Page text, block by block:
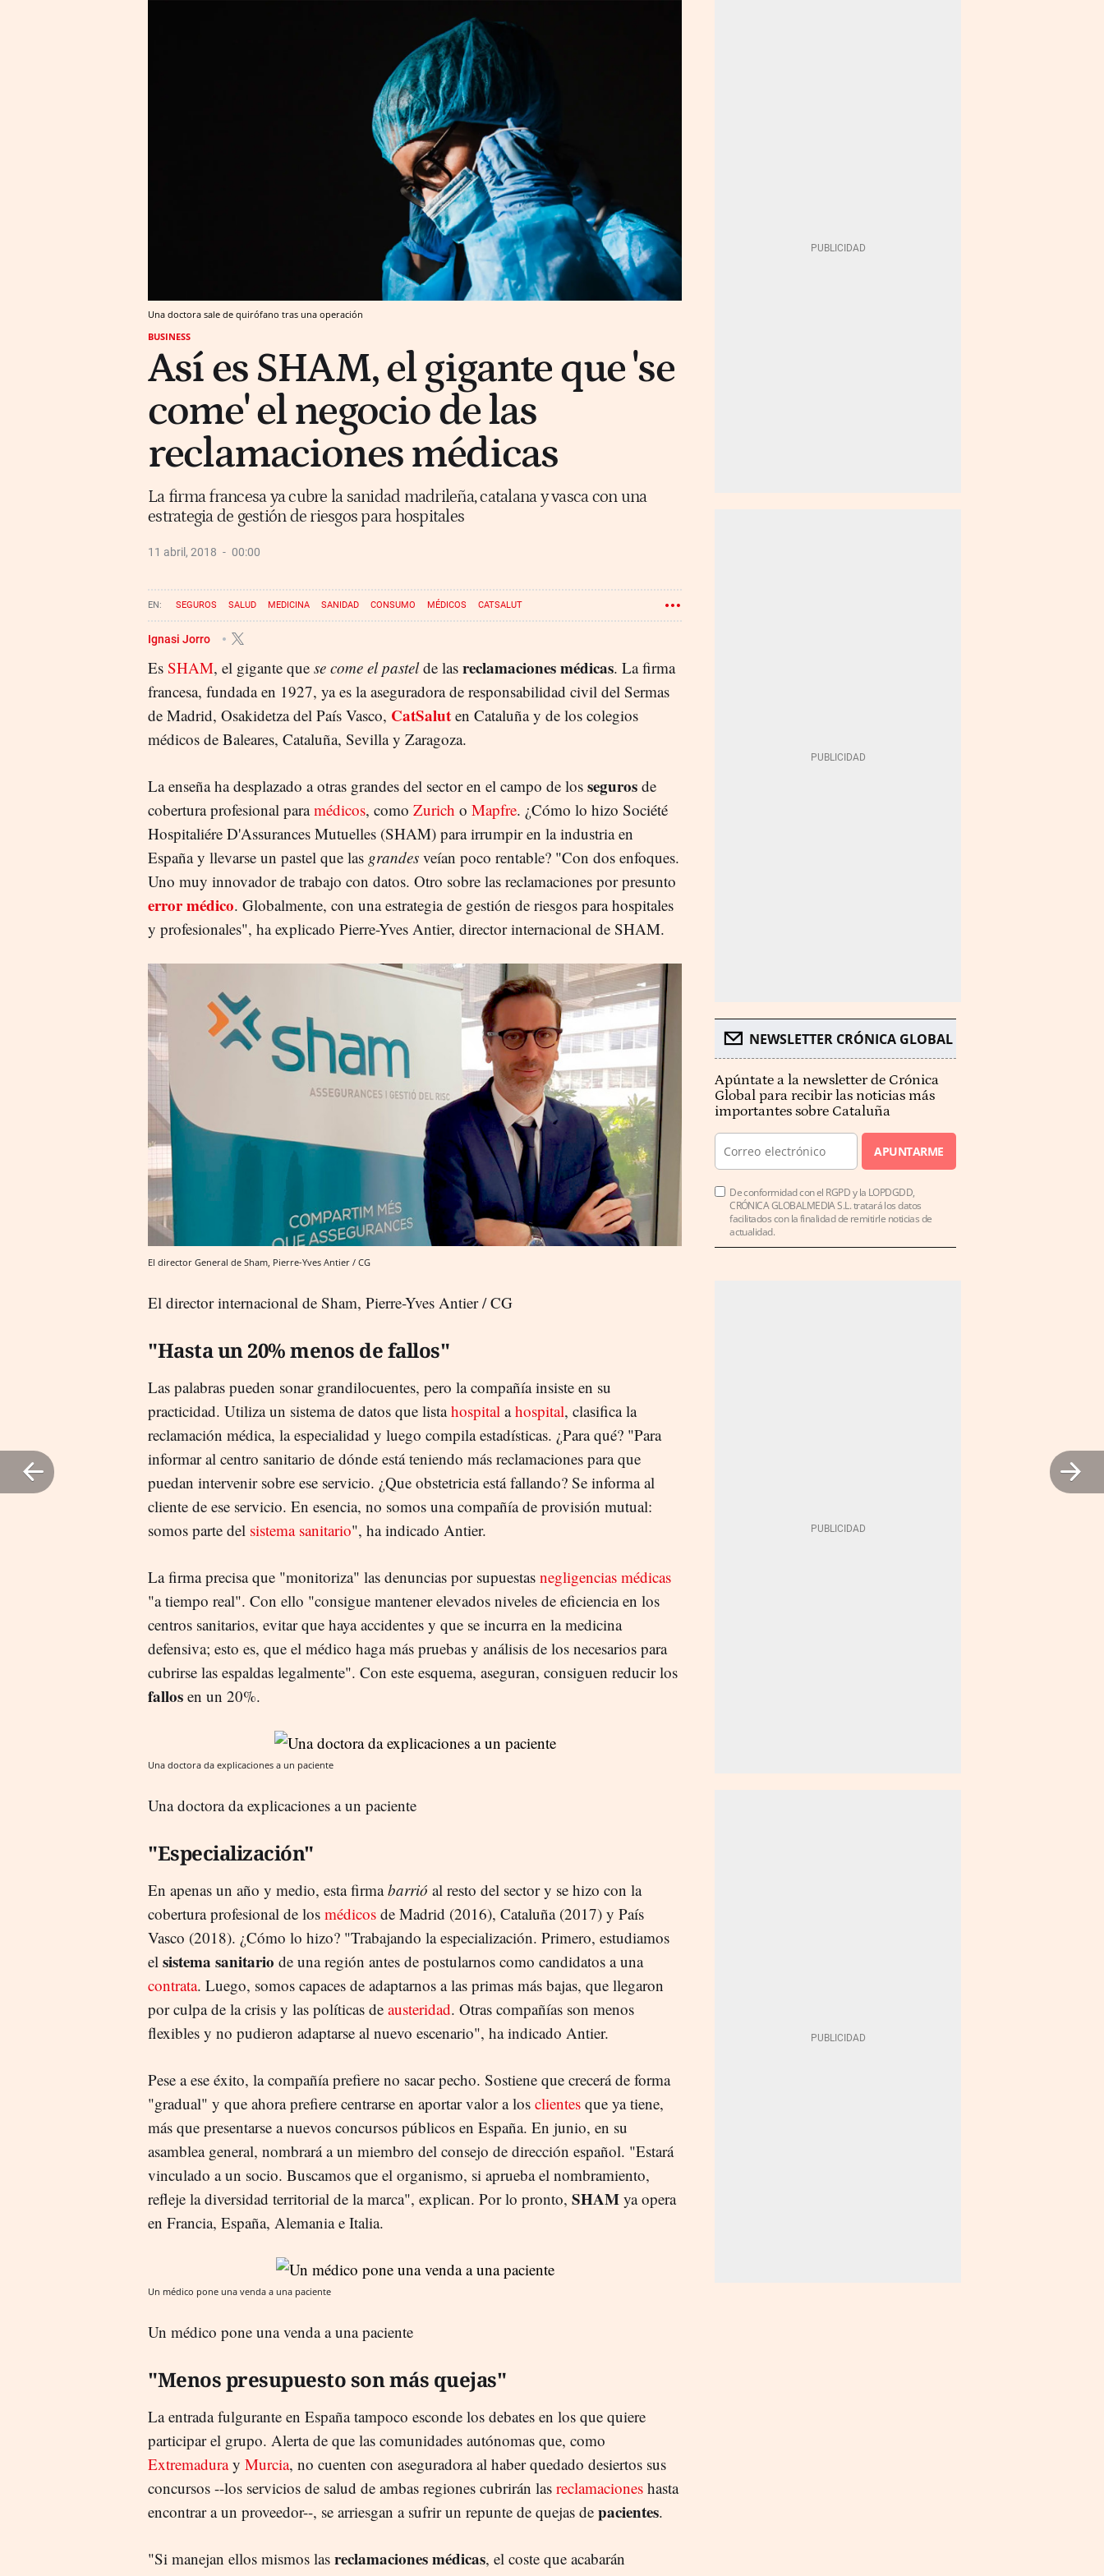
Una doctora sale de quirófano tras una operación
BUSINESS
Así es SHAM, el gigante que 'se
come' el negocio de las
reclamaciones médicas
La firma francesa ya cubre la sanidad madrileña, catalana y vasca con una
estrategia de gestión de riesgos para hospitales
11 abril, 2018 00:00
SEGUROS SALUD MEDICINA SANIDAD CONSUMO MÉDICOS CATSALUT
COLEGIO DE MÉDICOS DE BARCELONA
Ignasi Jorro
Es SHAM, el gigante que se come el pastelde las reclamaciones médicas. La firma
francesa, fundada en 1927, ya es la aseguradora de responsabilidad civil del Sermas
de Madrid, Osakidetza del País Vasco, CatSalut en Cataluña y de los colegios
médicos de Baleares, Cataluña, Sevilla y Zaragoza.
La enseña ha desplazado a otras grandes del sector en el campo de los seguros de
cobertura profesional paramédicos, como Zurich o Mapfre. ¿Cómo lo hizo Société
Hospitaliére D'Assurances Mutuelles (SHAM) para irrumpir en la industria en
España y llevarse un pastel que las grandes veían poco rentable? "Con dos enfoques.
Uno muy innovador de trabajo con datos. Otro sobre las reclamaciones por presunto
error médico. Globalmente, con una estrategia de gestión de riesgos para hospitales
y profesionales", ha explicado Pierre-Yves Antier, director internacional de SHAM.
El director General de Sham, Pierre-Yves Antier / CG
El director internacional de Sham, Pierre-Yves Antier / CG
"Hasta un 20% menos de fallos"
Las palabras pueden sonar grandilocuentes, pero la compañía insiste en su
practicidad. Utiliza un sistema de datos que listahospital ahospital, clasifica la
reclamación médica, la especialidad y luego compila estadísticas. ¿Para qué? "Para
informar al centro sanitario de dónde está teniendo más reclamaciones para que
puedan intervenir sobre ese servicio. ¿Que obstetricia está fallando? Se informa al
cliente de ese servicio. En esencia, no somos una compañía de provisión mutual:
somos parte del sistema sanitario", ha indicado Antier.
La firma precisa que "monitoriza" las denuncias por supuestas negligencias médicas
"a tiempo real". Con ello "consigue mantener elevados niveles de eficiencia en los
centros sanitarios, evitar que haya accidentes y que se incurra en la medicina
defensiva; esto es, que el médico haga más pruebas y análisis de los necesarios para
cubrirse las espaldas legalmente". Con este esquema, aseguran, consiguen reducir los
fallos en un 20%.
Una doctora da explicaciones a un paciente
Una doctora da explicaciones a un paciente
"Especialización"
En apenas un año y medio, esta firmabarrió al resto del sector y se hizo con la
cobertura profesional de los médicos de Madrid (2016), Cataluña (2017) y País
Vasco (2018). ¿Cómo lo hizo? "Trabajando la especialización. Primero, estudiamos
el sistema sanitario de una región antes de postularnos como candidatos a una
contrata. Luego, somos capaces de adaptarnos a las primas más bajas, que llegaron
por culpa de la crisis y las políticas de austeridad. Otras compañías son menos
flexibles y no pudieron adaptarse al nuevo escenario", ha indicado Antier.
Pese a ese éxito, la compañía prefiere no sacar pecho. Sostiene que crecerá de forma
"gradual" y que ahora prefiere centrarse en aportar valor a los clientes que ya tiene,
más que presentarse a nuevos concursos públicos en España. En junio, en su
asamblea general, nombrará a un miembro del consejo de dirección español. "Estará
vinculado a un socio. Buscamos que el organismo, si aprueba el nombramiento,
refleje la diversidad territorial de la marca", explican. Por lo pronto, SHAM ya opera
en Francia, España, Alemania e Italia.
Un médico pone una venda a una paciente
Un médico pone una venda a una paciente
"Menos presupuesto son más quejas"
La entrada fulgurante en España tampoco esconde los debates en los que quiere
participar el grupo. Alerta de que las comunidades autónomas que, como
Extremaduray Murcia, no cuenten con aseguradora al haber quedado desiertos sus
concursos --los servicios de salud de ambas regiones cubrirán las reclamaciones hasta
encontrar a un proveedor--, se arriesgan a sufrir un repunte de quejas de pacientes.
"Si manejan ellos mismos las reclamaciones médicas, el coste que acabarán
NEWSLETTER CRÓNICA GLOBAL
Apúntate a la newsletter de Crónica
Global para recibir las noticias más
importantes sobre Cataluña
APUNTARME
De conformidad con el RGPD y la LOPDGDD,
CRÓNICA GLOBALMEDIA S.L. tratará los datos
facilitados con la finalidad de remitirle noticias de
actualidad.